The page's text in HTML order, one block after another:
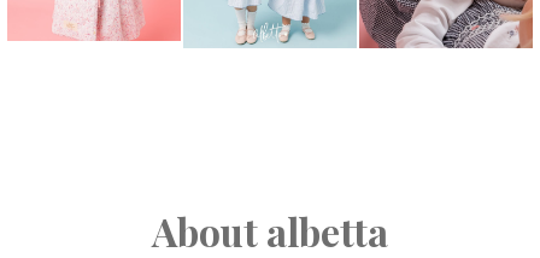
About albetta